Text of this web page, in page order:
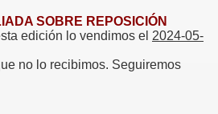
SOBRE REPOSICIÓN
edición lo vendimos el 2024-05-
no lo recibimos. Seguiremos